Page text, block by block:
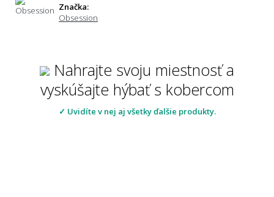
Značka:
Obsession
Nahrajte svoju miestnosť a
vyskúšajte hýbať s kobercom
✓ Uvidíte v nej aj všetky ďalšie produkty.